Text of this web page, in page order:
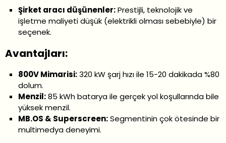
Şirket aracı düşünenler:Prestijli, teknolojik ve
işletme maliyeti düşük (elektrikli olması sebebiyle) bir
seçenek.
Avantajları:
800V Mimarisi:320 kW şarj hızı ile 15-20 dakikada %80
dolum.
Menzil:85 kWh batarya ile gerçek yol koşullarında bile
yüksek menzil.
MB.OS & Superscreen:Segmentinin çok ötesinde bir
multimedya deneyimi.